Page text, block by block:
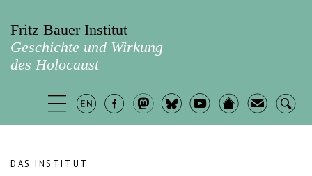
Fritz Bauer Institut
Geschichte und Wirkung
des Holocaust
DAS INSTITUT